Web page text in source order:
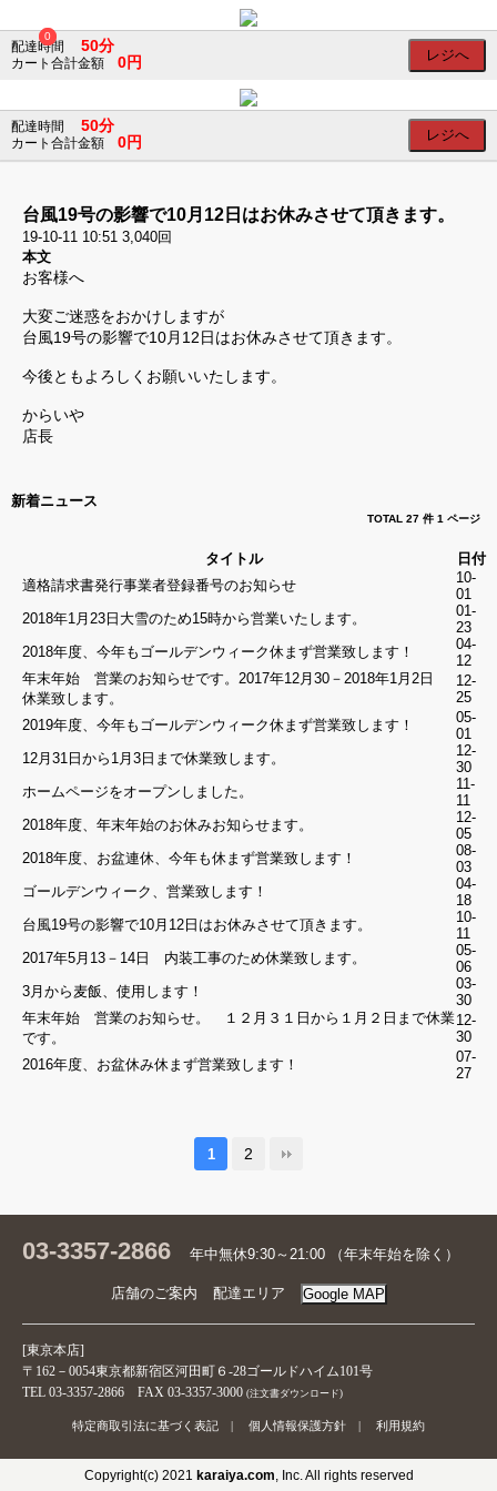
0 ×
員
ロ
グ
ログイン
の
ア
カ
ト
で
イ
ン
Google
LINE
ゲ
ス
ト
文
会
確
文す
ると
まで
50分
合計
の
カ
ー
ト
に
配達時間 50分
カート合計金額 0円 レジへ
0 ×
配達時間 50分
カート合計金額 0円 レジへ
台風19号の影響で10月12日はお休みさせて頂きます。
19-10-11 10:51 3,040回
本文
お客様へ
大変ご迷惑をおかけしますが
台風19号の影響で10月12日はお休みさせて頂きます。
今後ともよろしくお願いいたします。
からいや
店長
新着ニュース
TOTAL 27 件 1 ページ
タイトル
日付
適格請求書発行事業者登録番号のお知らせ
10-
01
2018年1月23日大雪のため15時から営業いたします。
01-
23
2018年度、今年もゴールデンウィーク休まず営業致します！
04-
12
年末年始 営業のお知らせです。2017年12月30－2018年1月2日
休業致します。
12-
25
2019年度、今年もゴールデンウィーク休まず営業致します！
05-
01
12月31日から1月3日まで休業致します。
12-
30
ホームページをオープンしました。
11-
11
2018年度、年末年始のお休みお知らせます。
12-
05
2018年度、お盆連休、今年も休まず営業致します！
08-
03
ゴールデンウィーク、営業致します！
04-
18
台風19号の影響で10月12日はお休みさせて頂きます。
10-
11
2017年5月13－14日 内装工事のため休業致します。
05-
06
3月から麦飯、使用します！
03-
30
年末年始 営業のお知らせ。 １２月３１日から１月２日まで休業
です。
12-
30
2016年度、お盆休み休まず営業致します！
07-
27
1 2
03-3357-2866 年中無休9:30～21:00 （年末年始を除く）
店舗のご案内 配達エリア Google MAP
[東京本店]
〒162－0054東京都新宿区河田町６-28ゴールドハイム101号
TEL 03-3357-2866 FAX 03-3357-3000 (注文書ダウンロード)
特定商取引法に基づく表記 個人情報保護方針 利用規約
Copyright(c) 2021 karaiya.com , Inc. All rights reserved